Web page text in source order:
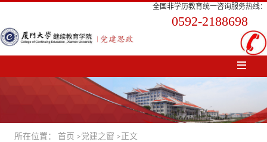
全国非学历教育统一咨询服务热线：
0592-2188698
所在位置： 首页 >党建之窗 >正文